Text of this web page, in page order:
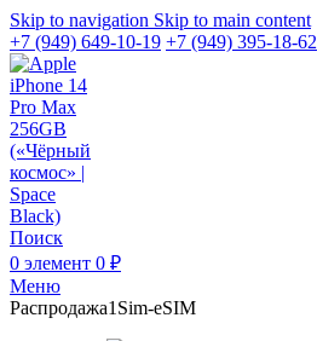
Skip to navigation Skip to main content
+7 (949) 649-10-19 +7 (949) 395-18-62
Поиск
0 элемент 0 ₽
Меню
Распродажа1Sim-eSIM